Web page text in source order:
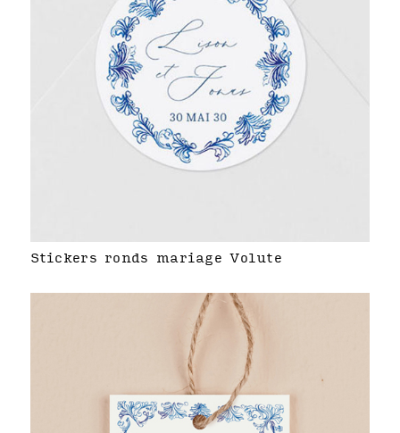
Stickers ronds mariage Volute